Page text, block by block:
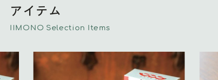
アイテム
IIMONO Selection Items